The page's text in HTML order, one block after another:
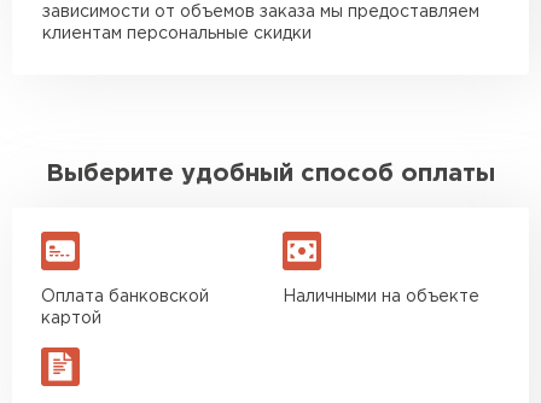
зависимости от объемов заказа мы предоставляем
клиентам персональные скидки
Выберите удобный способ оплаты
Оплата банковской
картой
Наличными на объекте